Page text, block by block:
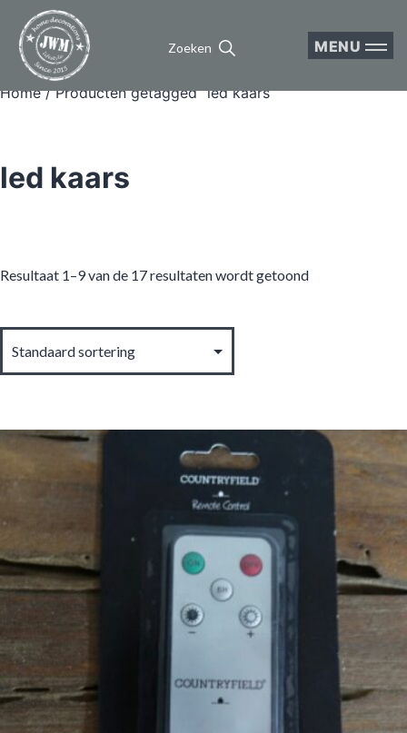
Zoeken MENU
Home/ Producten getagged “led kaars”
led kaars
Resultaat 1–9 van de 17 resultaten wordt getoond